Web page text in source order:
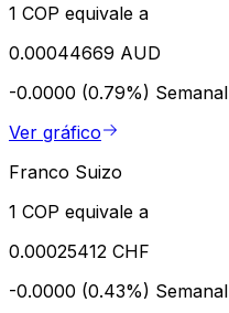
1 COP equivale a
0.00044669 AUD
-0.0000 (0.79%) Semanal
Ver gráfico
Franco Suizo
1 COP equivale a
0.00025412 CHF
-0.0000 (0.43%) Semanal